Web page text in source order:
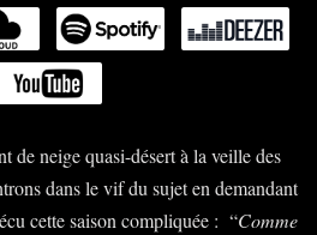
de neige quasi-désert à la veille des
dans le vif du sujet en demandant
cette saison compliquée : “Comme